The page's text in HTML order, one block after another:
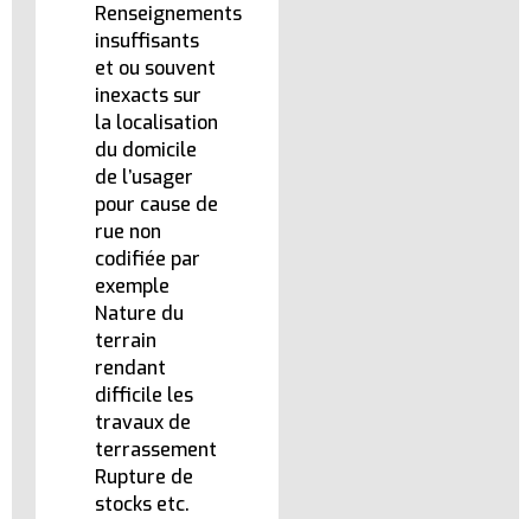
Renseignements
insuffisants
et ou souvent
inexacts sur
la localisation
du domicile
de l’usager
pour cause de
rue non
codifiée par
exemple
Nature du
terrain
rendant
difficile les
travaux de
terrassement
Rupture de
stocks etc.